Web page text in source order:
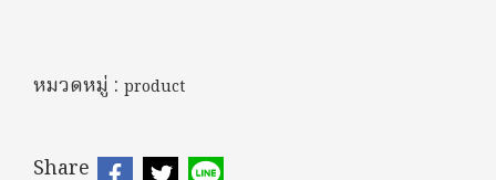
หมวดหมู่ : product
Share